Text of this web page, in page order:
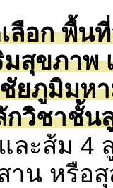
ลือก พื้น
มสุขภาพ
ยภูมิมห
วิชาชั้น
ละส้ม 4
าน หรือ